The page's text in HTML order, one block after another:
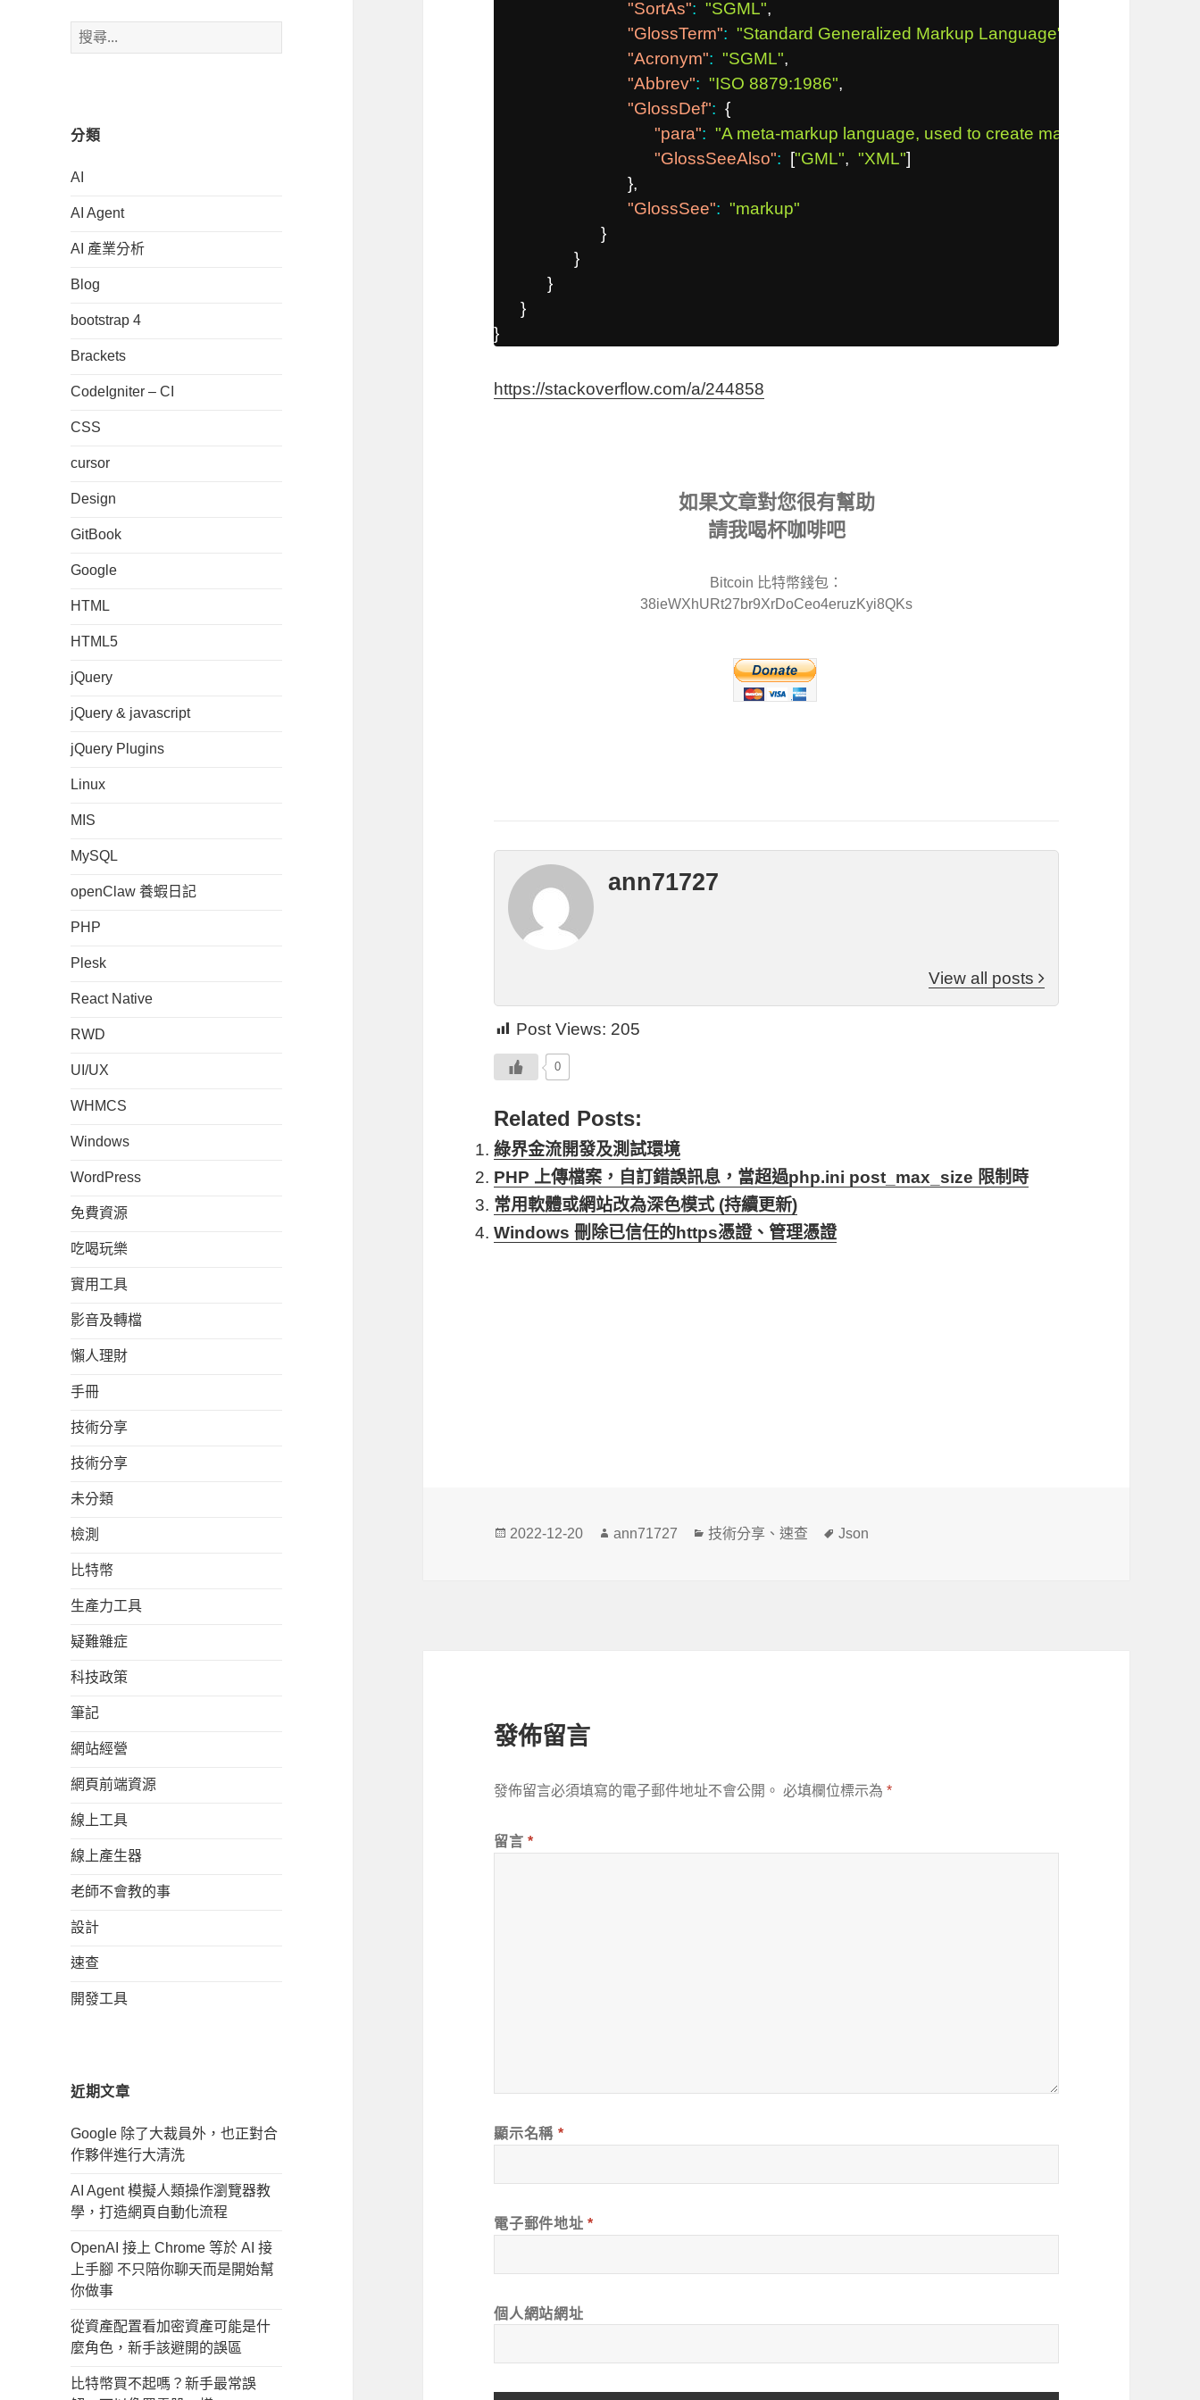
搜
尋
分類
AI
AI Agent
AI 產業分析
Blog
bootstrap 4
Brackets
CodeIgniter – CI
CSS
cursor
Design
GitBook
Google
HTML
HTML5
jQuery
jQuery & javascript
jQuery Plugins
Linux
MIS
MySQL
openClaw 養蝦日記
PHP
Plesk
React Native
RWD
UI/UX
WHMCS
Windows
WordPress
免費資源
吃喝玩樂
實用工具
影音及轉檔
懶人理財
手冊
技術分享
技術分享
未分類
檢測
比特幣
生產力工具
疑難雜症
科技政策
筆記
網站經營
網頁前端資源
線上工具
線上產生器
老師不會教的事
設計
速查
開發工具
近期文章
Google 除了大裁員外，也正對合
作夥伴進行大清洗
AI Agent 模擬人類操作瀏覽器教
學，打造網頁自動化流程
OpenAI 接上 Chrome 等於 AI 接
上手腳 不只陪你聊天而是開始幫
你做事
從資產配置看加密資產可能是什
麼角色，新手該避開的誤區
比特幣買不起嗎？新手最常誤
"SortAs": "SGML",
"GlossTerm": "Standard Generalized Markup Language"
"Acronym": "SGML",
"Abbrev": "ISO 8879:1986",
"GlossDef": {
"para": "A meta-markup language, used to create markup languages
"GlossSeeAlso": ["GML", "XML"]
},
"GlossSee": "markup"
}
}
}
}
}
https://stackoverflow.com/a/244858
如果文章對您很有幫助
請我喝杯咖啡吧
Bitcoin 比特幣錢包：
38ieWXhURt27br9XrDoCeo4eruzKyi8QKs
ann71727
View all posts
Post Views: 205
0
Related Posts:
綠界金流開發及測試環境
PHP 上傳檔案，自訂錯誤訊息，當超過php.ini post_max_size 限制時
常用軟體或網站改為深色模式 (持續更新)
Windows 刪除已信任的https憑證、管理憑證
發
2022-12-20
作
ann71727
分
技術分享 、速查
標
Json
發佈留言
發佈留言必須填寫的電子郵件地址不會公開。 必填欄位標示為*
留言*
顯示名稱 *
電子郵件地址 *
個人網站網址